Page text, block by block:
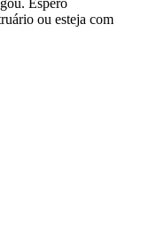
Espero
ou esteja com